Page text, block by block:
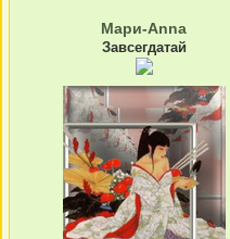
Мари-Anna
Завсегдатай